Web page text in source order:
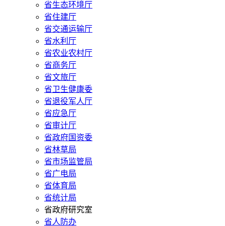
省生态环境厅
省住建厅
省交通运输厅
省水利厅
省农业农村厅
省商务厅
省文旅厅
省卫生健康委
省退役军人厅
省应急厅
省审计厅
省政府国资委
省林草局
省市场监管局
省广电局
省体育局
省统计局
省政府研究室
省人防办